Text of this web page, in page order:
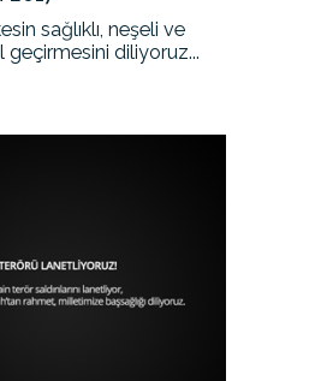
sağlıklı, neşeli ve
geçirmesini diliyoruz...